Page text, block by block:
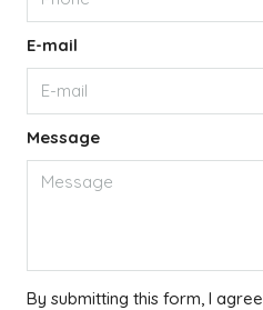
E-mail
Message
By submitting this form, I agree